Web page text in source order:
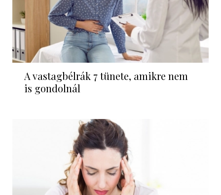
A vastagbélrák 7 tünete, amikre nem
is gondolnál